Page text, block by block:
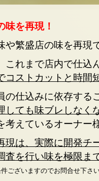
味を再現！
や繁盛店の味を再現
これまで店内で仕込
コストカットと時間
の仕込みに依存する
しても味ブレしなく
考えているオーナー
現は、実際に開発チ
査を行い味を極限ま
ございますのでお問合せ下さい